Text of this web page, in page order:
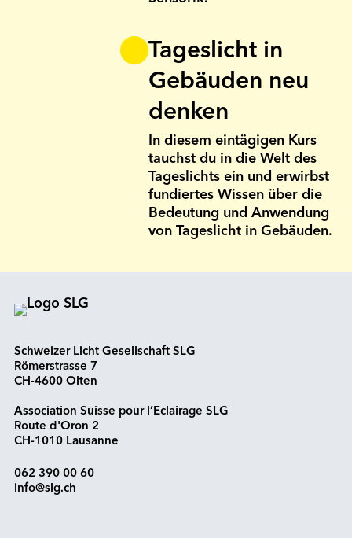
Tageslicht in
Gebäuden neu
denken
In diesem eintägigen Kurs
tauchst du in die Welt des
Tages­lichts ein und erwirbst
fundiertes Wissen über die
Bedeutung und Anwen­dung
von Tages­licht in Gebäuden.
Schweizer Licht Gesellschaft SLG
Römerstrasse 7
CH-4600 Olten
Association Suisse pour l’Eclairage SLG
Route d'Oron 2
CH-1010 Lausanne
062 390 00 60
info@slg.ch